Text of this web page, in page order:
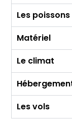
Les poissons
Matériel
Le climat
Les vols